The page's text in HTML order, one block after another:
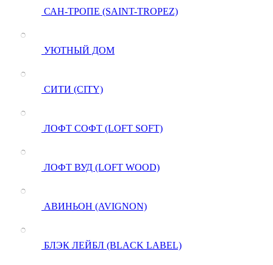
САН-ТРОПЕ (SAINT-TROPEZ)
УЮТНЫЙ ДОМ
СИТИ (CITY)
ЛОФТ СОФТ (LOFT SOFT)
ЛОФТ ВУД (LOFT WOOD)
АВИНЬОН (AVIGNON)
БЛЭК ЛЕЙБЛ (BLACK LABEL)